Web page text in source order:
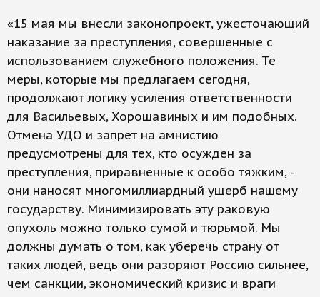
«15 мая мы внесли законопроект, ужесточающий
наказание за преступления, совершенные с
использованием служебного положения. Те
меры, которые мы предлагаем сегодня,
продолжают логику усиления ответственности
для Васильевых, Хорошавиных и им подобных.
Отмена УДО и запрет на амнистию
предусмотрены для тех, кто осужден за
преступления, приравненные к особо тяжким, -
они наносят многомиллиардный ущерб нашему
государству. Минимизировать эту раковую
опухоль можно только сумой и тюрьмой. Мы
должны думать о том, как уберечь страну от
таких людей, ведь они разоряют Россию сильнее,
чем санкции, экономический кризис и враги